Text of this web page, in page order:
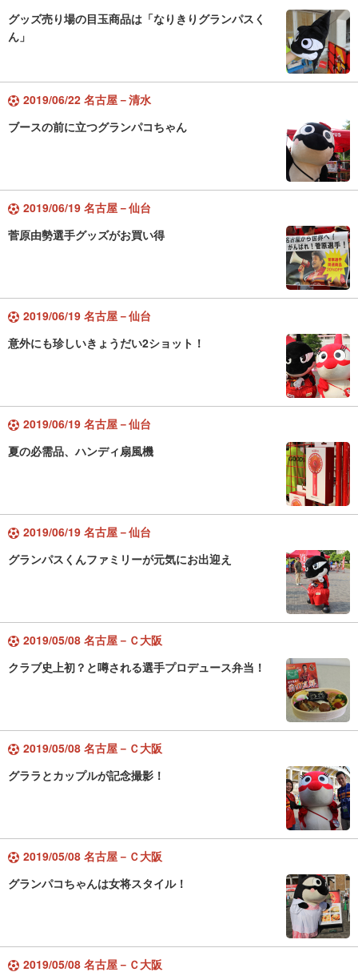
グッズ売り場の目玉商品は「なりきりグランパスく
ん」
2019/06/22 名古屋－清水
ブースの前に立つグランパコちゃん
2019/06/19 名古屋－仙台
菅原由勢選手グッズがお買い得
2019/06/19 名古屋－仙台
意外にも珍しいきょうだい2ショット！
2019/06/19 名古屋－仙台
夏の必需品、ハンディ扇風機
2019/06/19 名古屋－仙台
グランパスくんファミリーが元気にお出迎え
2019/05/08 名古屋－Ｃ大阪
クラブ史上初？と噂される選手プロデュース弁当！
2019/05/08 名古屋－Ｃ大阪
グララとカップルが記念撮影！
2019/05/08 名古屋－Ｃ大阪
グランパコちゃんは女将スタイル！
2019/05/08 名古屋－Ｃ大阪